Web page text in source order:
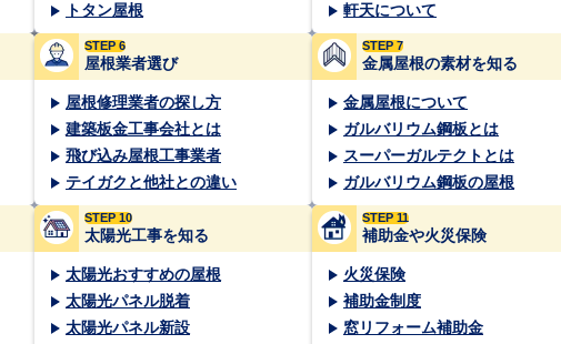
トタン屋根
軒天について
STEP 6
屋根業者選び
屋根修理業者の探し方
建築板金工事会社とは
飛び込み屋根工事業者
テイガクと他社との違い
STEP 7
金属屋根の素材を知る
金属屋根について
ガルバリウム鋼板とは
スーパーガルテクトとは
ガルバリウム鋼板の屋根
STEP 10
太陽光工事を知る
太陽光おすすめの屋根
太陽光パネル脱着
太陽光パネル新設
STEP 11
補助金や火災保険
火災保険
補助金制度
窓リフォーム補助金